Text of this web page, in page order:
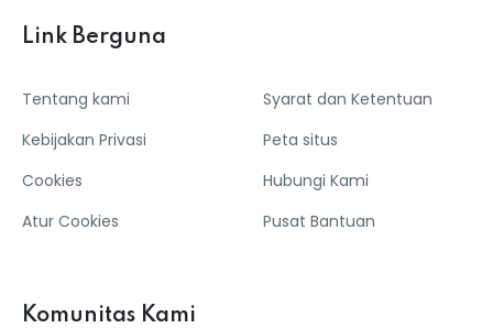
Link Berguna
Tentang kami
Kebijakan Privasi
Cookies
Atur Cookies
Syarat dan Ketentuan
Peta situs
Hubungi Kami
Pusat Bantuan
Komunitas Kami